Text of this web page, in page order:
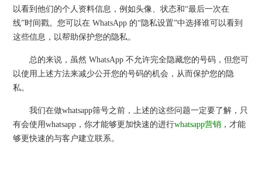
以看到他们的个人资料信息，例如头像、状态和“最后一次在
线”时间戳。您可以在 WhatsApp 的“隐私设置”中选择谁可以看到
这些信息，以帮助保护您的隐私。
总的来说，虽然 WhatsApp 不允许完全隐藏您的号码，但您可
以使用上述方法来减少公开您的号码的机会，从而保护您的隐
私。
我们在做whatsapp筛号之前，上述的这些问题一定要了解，只
有会使用whatsapp，你才能够更加快速的进行whatsapp营销 ，才能
够更快速的与客户建立联系。